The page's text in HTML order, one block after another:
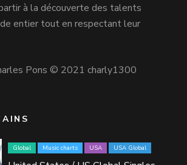
à la découverte des talents
entier tout en respectant leur
Pons © 2021 charly1300
Global Music charts USA USA Global